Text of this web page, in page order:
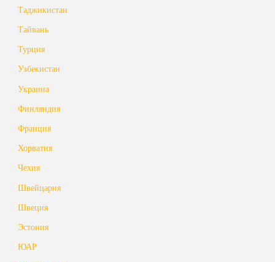
Таджикистан
Тайвань
Турция
Узбекистан
Украина
Финляндия
Франция
Хорватия
Чехия
Швейцария
Швеция
Эстония
ЮАР